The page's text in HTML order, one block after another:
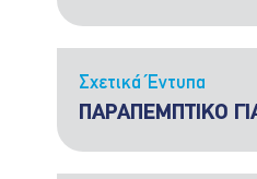
Σχετικά Έντυπα
ΠΑΡΑΠΕΜΠΤΙΚΟ